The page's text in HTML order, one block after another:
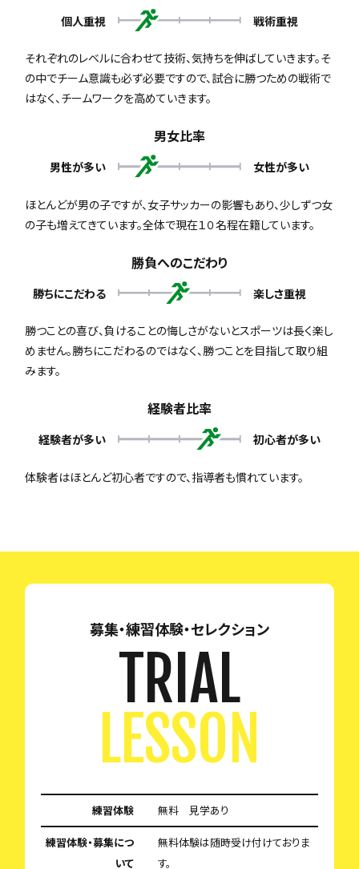
個人重視 戦術重視
それぞれのレベルに合わせて技術、気持ちを伸ばしていきます。そ
の中でチーム意識も必ず必要ですので、試合に勝つための戦術で
はなく、チームワークを高めていきます。
男女比率
男性が多い 女性が多い
ほとんどが男の子ですが、女子サッカーの影響もあり、少しずつ女
の子も増えてきています。全体で現在１０名程在籍しています。
勝負へのこだわり
勝ちにこだわる 楽しさ重視
勝つことの喜び、負けることの悔しさがないとスポーツは長く楽し
めません。勝ちにこだわるのではなく、勝つことを目指して取り組
みます。
経験者比率
経験者が多い 初心者が多い
体験者はほとんど初心者ですので、指導者も慣れています。
募集・練習体験・セレクション
TRIAL
LESSON
練習体験 無料 見学あり
練習体験・募集につ
いて
無料体験は随時受け付けておりま
す。